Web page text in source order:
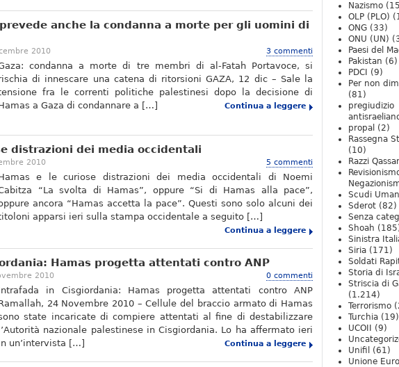
anche la condanna a morte per gli uomini di
2010 3 commenti
condanna a morte di tre membri di al-Fatah Portavoce, si
di innescare una catena di ritorsioni GAZA, 12 dic – Sale la
fra le correnti politiche palestinesi dopo la decisione di
a Gaza di condannare a […]
Continua a leggere
distrazioni dei media occidentali
2010 5 commenti
e le curiose distrazioni dei media occidentali di Noemi
“La svolta di Hamas”, oppure “Si di Hamas alla pace”,
ancora “Hamas accetta la pace”. Questi sono solo alcuni dei
apparsi ieri sulla stampa occidentale a seguito […]
Continua a leggere
Hamas progetta attentati contro ANP
2010 0 commenti
in Cisgiordania: Hamas progetta attentati contro ANP
24 Novembre 2010 – Cellule del braccio armato di Hamas
state incaricate di compiere attentati al fine di destabilizzare
l’Autorità nazionale palestinese in Cisgiordania. Lo ha affermato ieri
un’intervista […]
Continua a leggere
Nazismo
OLP (PLO)
ONG (33)
ONU (UN)
Paesi del
Pakistan (6)
PDCI
(9)
Per non
(81)
pregiudizio
propal (2)
Rassegna
(10)
Razzi
Scudi
Sderot (82)
Senza
Shoah
Sinistra
Siria (171)
Soldati
Storia di
Striscia di
(1.214)
Terrorismo
Turchia (19)
UCOII
(9)
Unifil
(61)
Unione